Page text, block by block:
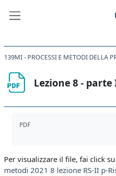
Lezione 8 - parte
PDF
Per visualizzare il file, fai click
metodi 2021 8 lezione RS-II p-